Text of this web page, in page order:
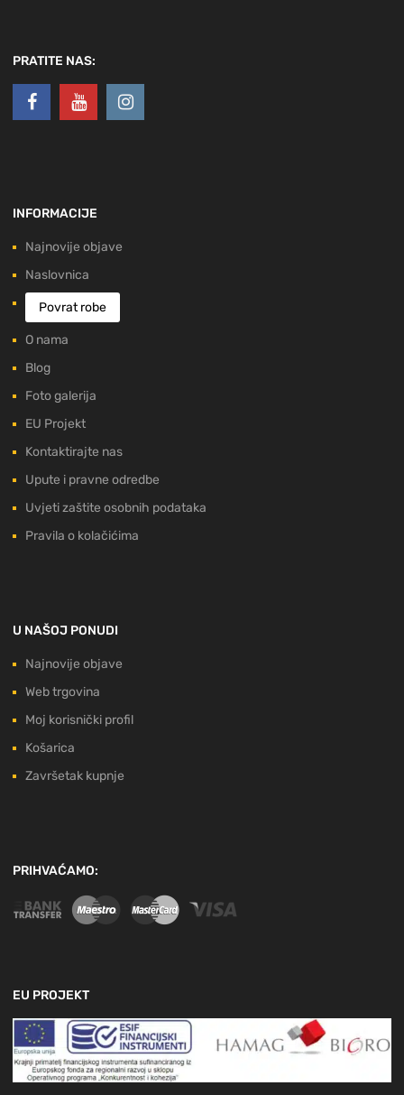
PRATITE NAS:
INFORMACIJE
Najnovije objave
Naslovnica
Povrat robe
O nama
Blog
Foto galerija
EU Projekt
Kontaktirajte nas
Upute i pravne odredbe
Uvjeti zaštite osobnih podataka
Pravila o kolačićima
U NAŠOJ PONUDI
Najnovije objave
Web trgovina
Moj korisnički profil
Košarica
Završetak kupnje
PRIHVAĆAMO:
EU PROJEKT